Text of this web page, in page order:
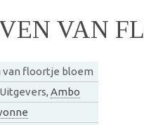
VAN
floortje bloem
Ambo